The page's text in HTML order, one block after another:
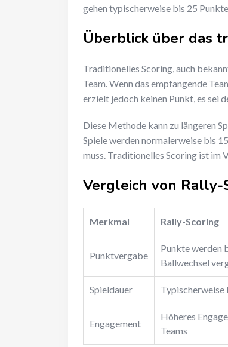
gehen typischerweise bis 25
Überblick über das
Traditionelles Scoring, auch
Team. Wenn das empfangende
erzielt jedoch keinen Punkt, es sei
Diese Methode kann zu längeren
Spiele werden normalerweise bis
muss. Traditionelles Scoring ist
Vergleich von
Merkmal Rally-Scoring
Punktvergabe
Punkte werden
Ballwechsel
Spieldauer Typischerweise
Engagement
Höheres
Teams